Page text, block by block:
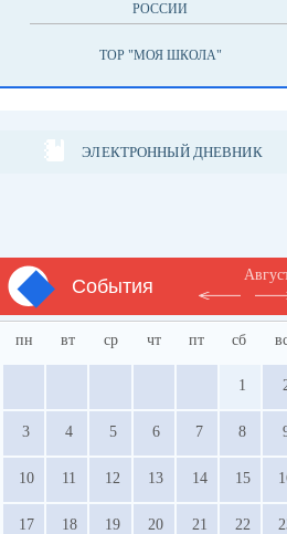
РОССИИ
ТОР "МОЯ ШКОЛА"
ЭЛЕКТРОННЫЙ ДНЕВНИК
События
пн вт ср чт пт сб
1
3 4 5 6 7 8
10 11 12 13 14 15
17 18 19 20 21 22